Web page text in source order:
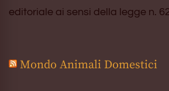
editoriale ai sensi della legge n.
Mondo Animali Domestici